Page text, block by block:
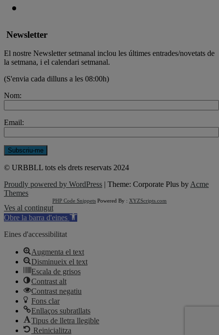
Newsletter
El nostre Newsletter setmanal inclou les últimes entrades/novetats de
la setmana, i el calendari setmanal.
(S'envia cada dilluns a les 08:00h)
Nom:
Email:
© URBBLL tots els drets reservats 2024
Proudly powered by WordPress | Theme: Corporate Plus by Acme
Themes
PHP Code Snippets Powered By : XYZScripts.com
Ves al contingut
Obre la barra d'eines
Eines d'accessibilitat
Augmenta el text
Disminueix el text
Escala de grisos
Contrast alt
Contrast negatiu
Fons clar
Enllaços subratllats
Tipus de lletra llegible
Reinicialitza